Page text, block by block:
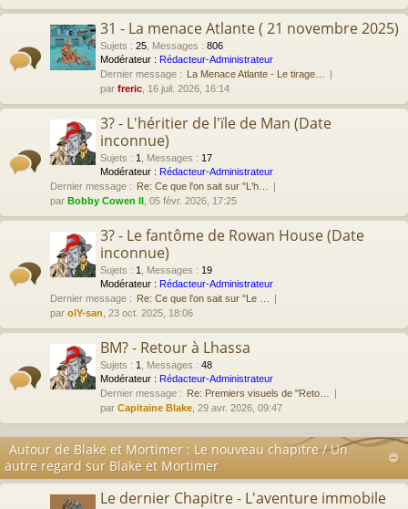
31 - La menace Atlante ( 21 novembre 2025)
Sujets : 25 Messages : 806
Modérateur : Rédacteur-Administrateur
Dernier message : La Menace Atlante - Le tirage…
par freric , 16 juil. 2026, 16:14
3? - L'héritier de l'ïle de Man (Date
inconnue)
Sujets : 1 Messages : 17
Modérateur : Rédacteur-Administrateur
Dernier message : Re: Ce que l'on sait sur "L'h…
par Bobby Cowen II , 05 févr. 2026, 17:25
3? - Le fantôme de Rowan House (Date
inconnue)
Sujets : 1 Messages : 19
Modérateur : Rédacteur-Administrateur
Dernier message : Re: Ce que l'on sait sur "Le …
par olY-san , 23 oct. 2025, 18:06
BM? - Retour à Lhassa
Sujets : 1 Messages : 48
Modérateur : Rédacteur-Administrateur
Dernier message : Re: Premiers visuels de "Reto…
par Capitaine Blake , 29 avr. 2026, 09:47
Autour de Blake et Mortimer : Le nouveau chapitre / Un
autre regard sur Blake et Mortimer
Le dernier Chapitre - L'aventure immobile